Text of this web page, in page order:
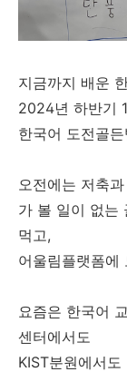
지금까지 배운
2024년 하반기
한국어 도전골
오전에는 저축
가 볼 일이 없는
먹고,
어울림플랫폼에
요즘은 한국어
센터에서도
KIST분원에서도